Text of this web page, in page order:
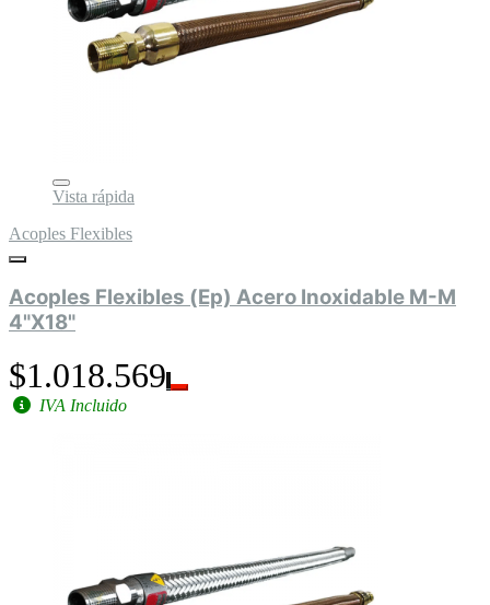
Vista rápida
Acoples Flexibles
Acoples Flexibles (Ep) Acero Inoxidable M-M
4"X18"
$1.018.569
IVA Incluido